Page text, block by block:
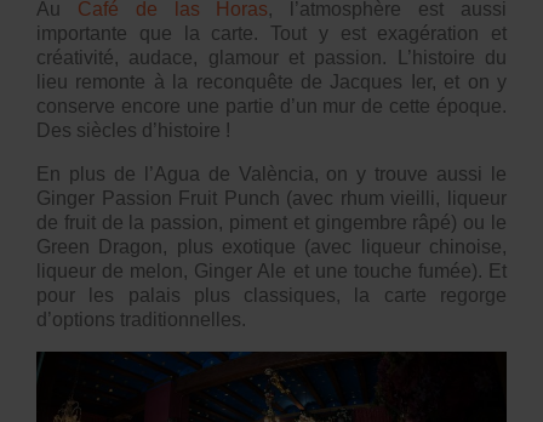
Au Café de las Horas, l’atmosphère est aussi
importante que la carte. Tout y est exagération et
créativité, audace, glamour et passion. L’histoire du
lieu remonte à la reconquête de Jacques Ier, et on y
conserve encore une partie d’un mur de cette époque.
Des siècles d’histoire !
En plus de l’Agua de València, on y trouve aussi le
Ginger Passion Fruit Punch (avec rhum vieilli, liqueur
de fruit de la passion, piment et gingembre râpé) ou le
Green Dragon, plus exotique (avec liqueur chinoise,
liqueur de melon, Ginger Ale et une touche fumée). Et
pour les palais plus classiques, la carte regorge
d’options traditionnelles.